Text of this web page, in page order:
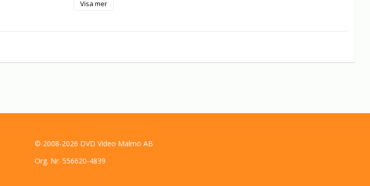
Visa mer
© 2008-2026 DVD Video Malmö AB
Org. Nr. 556620-4839